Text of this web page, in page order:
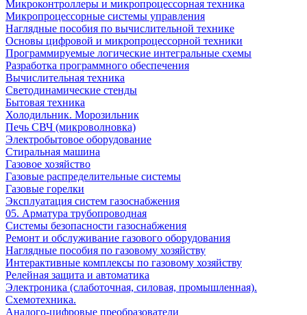
Микроконтроллеры и микропроцессорная техника
Микропроцессорные системы управления
Наглядные пособия по вычислительной технике
Основы цифровой и микропроцессорной техники
Программируемые логические интегральные схемы
Разработка программного обеспечения
Вычислительная техника
Светодинамические стенды
Бытовая техника
Холодильник. Морозильник
Печь СВЧ (микроволновка)
Электробытовое оборудование
Стиральная машина
Газовое хозяйство
Газовые распределительные системы
Газовые горелки
Эксплуатация систем газоснабжения
05. Арматура трубопроводная
Системы безопасности газоснабжения
Ремонт и обслуживание газового оборудования
Наглядные пособия по газовому хозяйству
Интерактивные комплексы по газовому хозяйству
Релейная защита и автоматика
Электроника (слаботочная, силовая, промышленная).
Схемотехника.
Аналого-цифровые преобразователи